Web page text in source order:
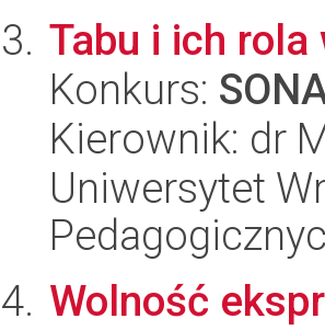
Tabu i ich
Konkurs:
Kierownik: dr
Uniwersytet
Wolność